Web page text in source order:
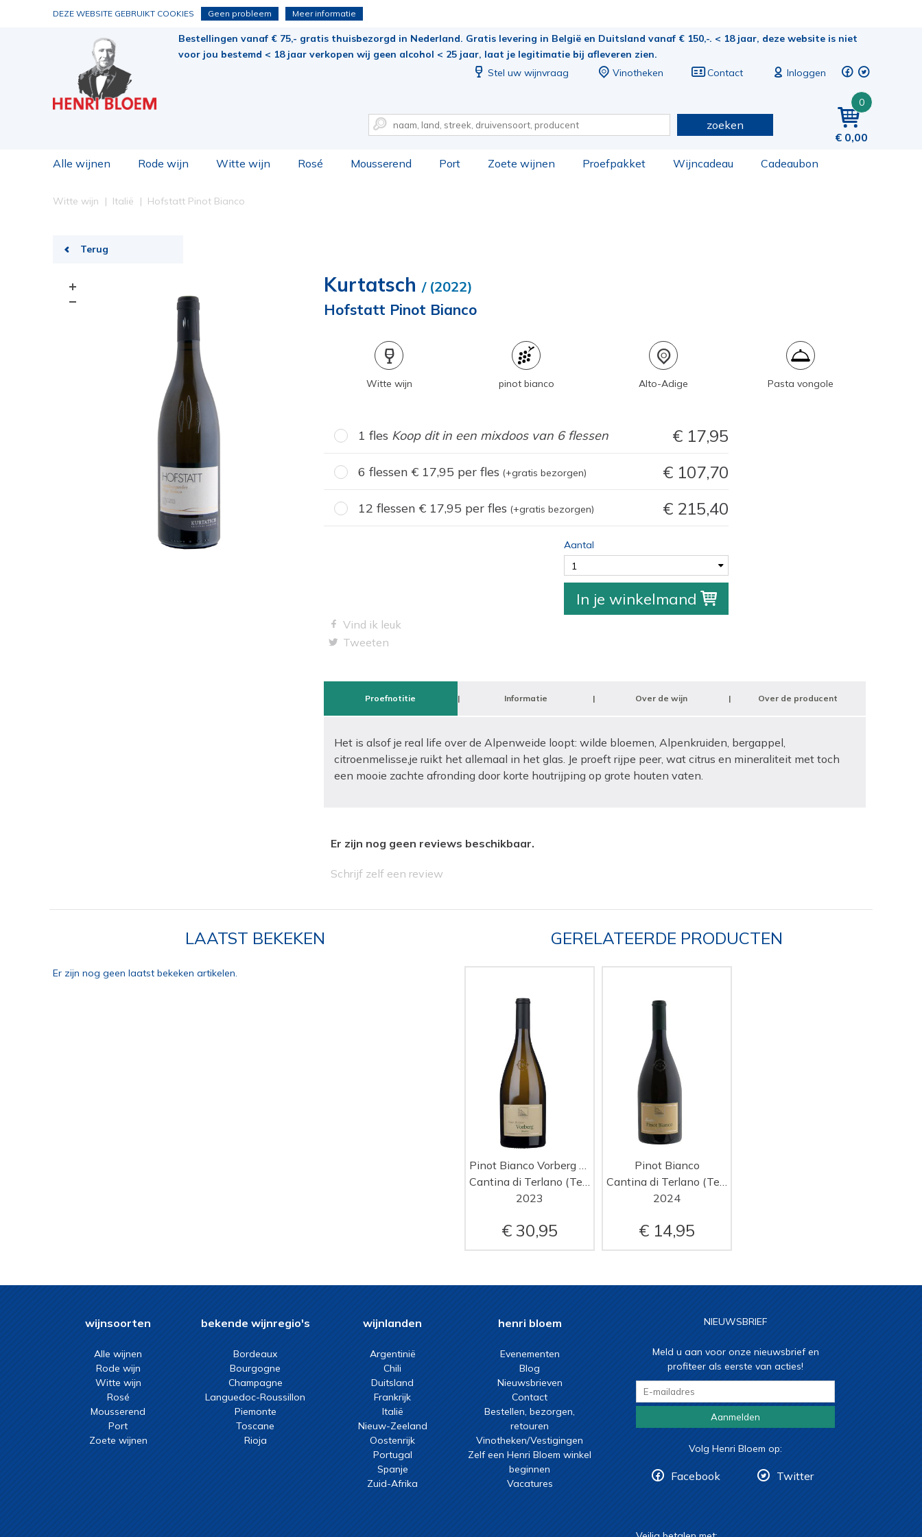
DEZE WEBSITE GEBRUIKT COOKIES Geen probleem Meer informatie
Bestellingen vanaf € 75,- gratis thuisbezorgd in Nederland. Gratis levering in België en Duitsland vanaf € 150,-. < 18 jaar, deze website is niet
voor jou bestemd < 18 jaar verkopen wij geen alcohol < 25 jaar, laat je legitimatie bij afleveren zien.
Stel uw wijnvraag
Vinotheken Contact Inloggen
0
0,00
zoeken
Alle wijnen Rode wijn Witte wijn Rosé Mousserend Port Zoete wijnen Proefpakket Wijncadeau Cadeaubon
Witte wijn Italië Hofstatt Pinot Bianco
Terug
Kurtatsch / (2022)
Hofstatt Pinot Bianco
Witte wijn pinot bianco Alto-Adige Pasta vongole
1 fles Koop dit in een mixdoos van 6 flessen 17,95
6 flessen 17,95 per fles (+gratis bezorgen) 107,70
12 flessen 17,95 per fles (+gratis bezorgen) 215,40
Aantal
1
In je winkelmand
Vind ik leuk
Tweeten
Proefnotitie Informatie Over de wijn Over de producent
Het is alsof je real life over de Alpenweide loopt: wilde bloemen, Alpenkruiden, bergappel,
citroenmelisse,je ruikt het allemaal in het glas. Je proeft rijpe peer, wat citrus en mineraliteit met toch
een mooie zachte afronding door korte houtrijping op grote houten vaten.
Er zijn nog geen reviews beschikbaar.
Schrijf zelf een review
LAATST BEKEKEN
Er zijn nog geen laatst bekeken artikelen.
GERELATEERDE PRODUCTEN
Pinot Bianco Vorberg Riserva
Cantina di Terlano (Terlan)
2023
30,95
Pinot Bianco
Cantina di Terlano (Terlan)
2024
14,95
wijnsoorten
Alle wijnen
Rode wijn
Witte wijn
Rosé
Mousserend
Port
Zoete wijnen
bekende wijnregio's
Bordeaux
Bourgogne
Champagne
Languedoc-Roussillon
Piemonte
Toscane
Rioja
wijnlanden
Argentinië
Chili
Duitsland
Frankrijk
Italië
Nieuw-Zeeland
Oostenrijk
Portugal
Spanje
Zuid-Afrika
henri bloem
Evenementen
Blog
Nieuwsbrieven
Contact
Bestellen, bezorgen,
retouren
Vinotheken/Vestigingen
Zelf een Henri Bloem winkel
beginnen
Vacatures
NIEUWSBRIEF
Meld u aan voor onze nieuwsbrief en
profiteer als eerste van acties!
Aanmelden
Volg Henri Bloem op:
Facebook Twitter